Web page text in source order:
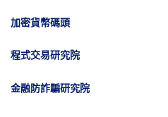
加密貨幣碼頭
程式交易研究院
金融防詐騙研究院